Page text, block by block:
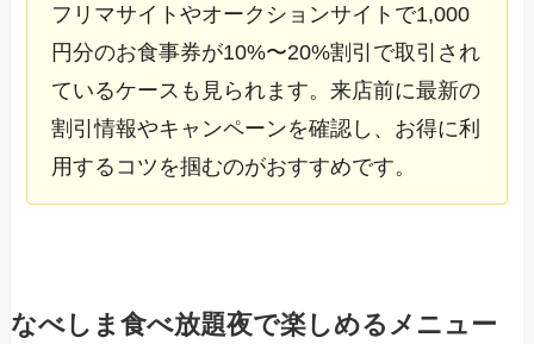
フリマサイトやオークションサイトで1,000
円分のお食事券が10%〜20%割引で取引され
ているケースも見られます。来店前に最新の
割引情報やキャンペーンを確認し、お得に利
用するコツを掴むのがおすすめです。
なべしま食べ放題夜で楽しめるメニュー